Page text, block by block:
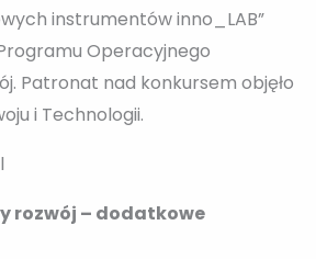
instrumentów inno_LAB”
Operacyjnego
Patronat nad konkursem objęło
i Technologii.
rozwój – dodatkowe